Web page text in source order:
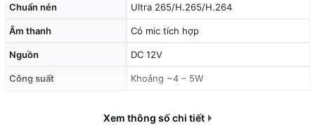
Chuẩn nén Ultra 265/H.265/H.264
Âm thanh Có mic tích hợp
Nguồn DC 12V
Công suất Khoảng ~4 – 5W
MicroSD
Xem thông số chi tiết